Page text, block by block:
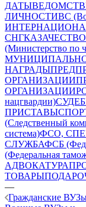
ДАТЫ
ЛИЧНОСТИВС
СНГКАЗАЧЕСТВО
(Министерство по
НАГРАДЫ
ОРГАНИЗАЦИИ
ОРГАНИЗАЦИИ
нацгвардии)
ПРИСТАВЫ
(Следственный
система)ФСО,
СЛУЖБАФСБ
(Федеральная
АДВОКАТУРА
ТОВАРЫ
—
Гражданские